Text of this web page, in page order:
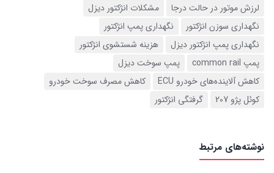
لرزش موتور در حالت درجا
مشکلات انژکتور دیزل
نگهداری سوزن انژکتور
نگهداری پمپ انژکتور
نگهداری پمپ انژکتور دیزل
هزینه شستشوی انژکتور
پمپ common rail
پمپ سوخت دیزل
کاهش آلاینده‌های خودرو ECU
کاهش مصرف سوخت خودرو
کوئل پژو 207
گرفتگی انژکتور
نوشته‌های مرتبط